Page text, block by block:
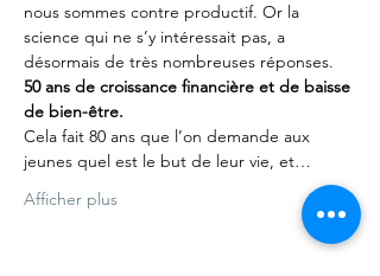
nous sommes contre productif. Or la
science qui ne s’y intéressait pas, a
désormais de très nombreuses réponses.
50 ans de croissance financière et de baisse
de bien-être.
Cela fait 80 ans que l’on demande aux
jeunes quel est le but de leur vie, et…
Afficher plus